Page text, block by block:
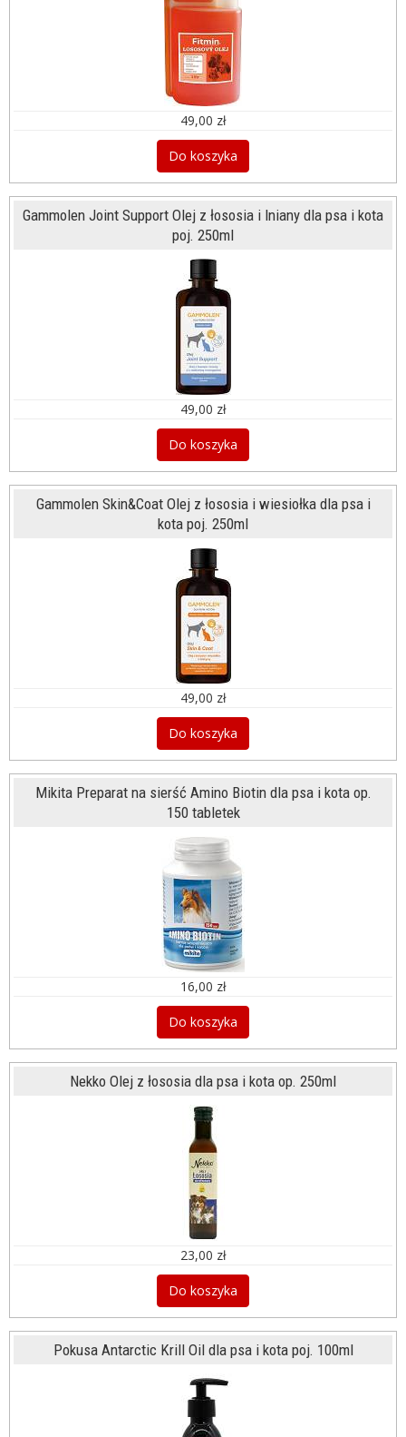
49,00 zł
Do koszyka
Gammolen Joint Support Olej z łososia i lniany dla psa i kota
poj. 250ml
49,00 zł
Do koszyka
Gammolen Skin&Coat Olej z łososia i wiesiołka dla psa i
kota poj. 250ml
49,00 zł
Do koszyka
Mikita Preparat na sierść Amino Biotin dla psa i kota op.
150 tabletek
16,00 zł
Do koszyka
Nekko Olej z łososia dla psa i kota op. 250ml
23,00 zł
Do koszyka
Pokusa Antarctic Krill Oil dla psa i kota poj. 100ml